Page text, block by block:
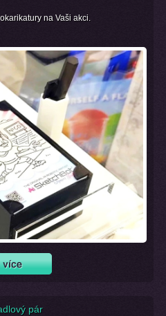
na Vaši akci.
pár